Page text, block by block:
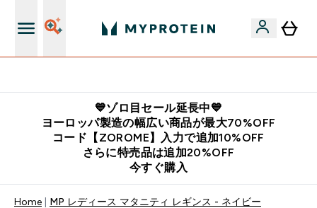
💙ゾロ目セール延長中💙
ヨーロッパ製造の幅広い商品が最大70%OFF
コード【ZOROME】入力で追加10%OFF
さらに特売品は追加20%OFF
今すぐ購入
Home MP レディース マタニティ レギンス - ネイビー